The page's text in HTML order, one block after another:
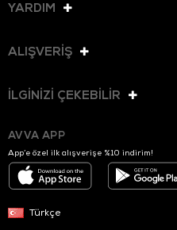
YARDIM
ALIŞVERİŞ
İLGİNİZİ ÇEKEBİLİR
AVVA APP
App’e özel ilk alışverişe %10 indirim!
Türkçe